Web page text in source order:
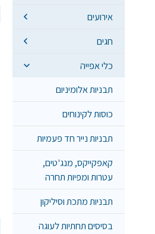
אירועים
חגים
כלי אפייה
תבניות אלומיניום
כוסות לקינוחים
תבניות נייר חד פעמיות
קאפקייקס, מנג'טים,
עטרות ומפיות תחרה
תבניות מתכת וסיליקון
בסיסים תחתיות לעוגה